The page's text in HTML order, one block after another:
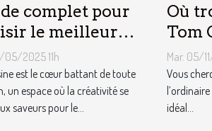
complet pour
le meilleur
de
05/2025 11h
est le cœur battant de toute
un espace où la créativité se
saveurs pour le...
Où
Tom
Mar. 05/
Vous
l’ordinaire
idéal...